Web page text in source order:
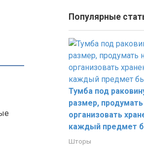
Популярные
Тумба под
размер,
организовать
каждый предмет
Шторы